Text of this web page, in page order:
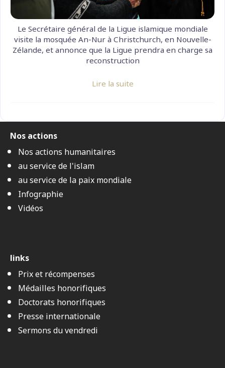
Le Secrétaire général de la Ligue islamique mondiale
visite la mosquée An-Nur à Christchurch, en Nouvelle-
Zélande, et annonce que la Ligue prendra en charge sa
reconstruction
Lire la suite
Nos actions
Nos actions humanitaires
au service de l'islam
au service de la paix mondiale
Infographie
Vidéos
links
Prix et récompenses
Médailles honorifiques
Doctorats honorifiques
Presse internationale
Sermons du vendredi